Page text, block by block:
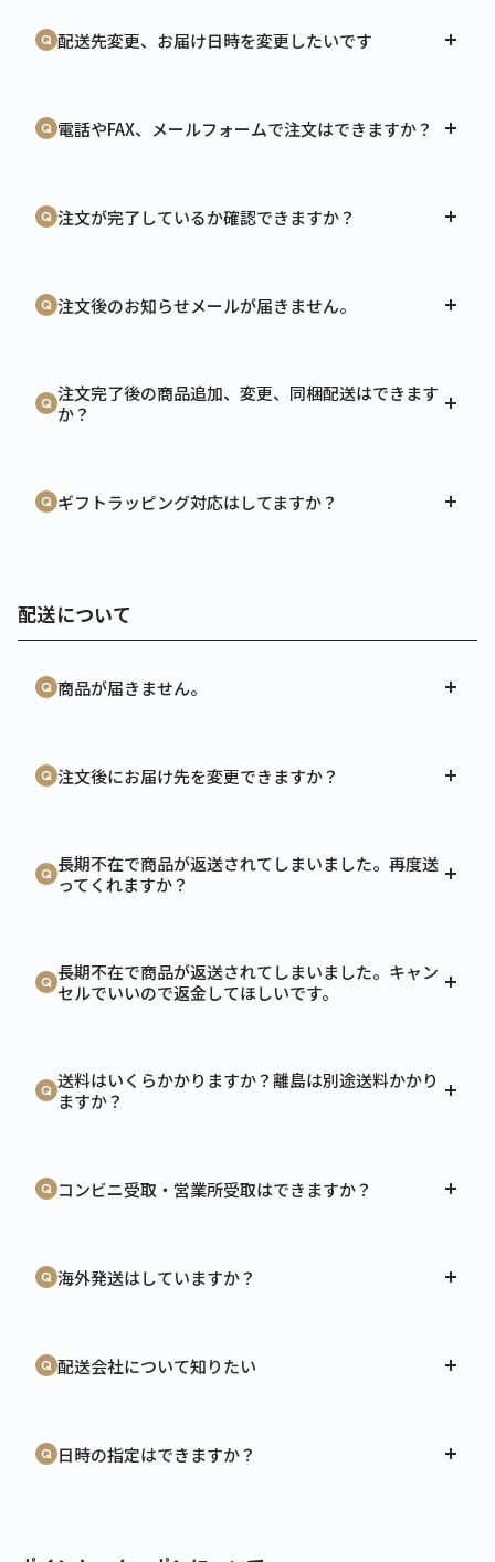
配送先変更、お届け日時を変更したいです
電話やFAX、メールフォームで注文はできますか？
注文が完了しているか確認できますか？
注文後のお知らせメールが届きません。
注文完了後の商品追加、変更、同梱配送はできます
か？
ギフトラッピング対応はしてますか？
配送について
商品が届きません。
注文後にお届け先を変更できますか？
長期不在で商品が返送されてしまいました。再度送
ってくれますか？
長期不在で商品が返送されてしまいました。キャン
セルでいいので返金してほしいです。
送料はいくらかかりますか？離島は別途送料かかり
ますか？
コンビニ受取・営業所受取はできますか？
海外発送はしていますか？
配送会社について知りたい
日時の指定はできますか？